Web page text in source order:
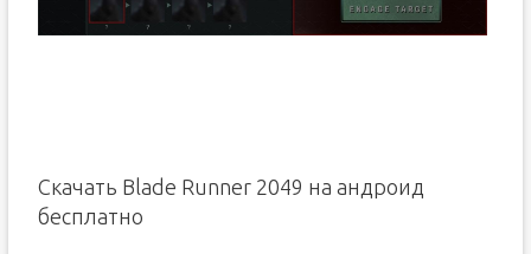
Скачать Blade Runner 2049 на андроид
бесплатно